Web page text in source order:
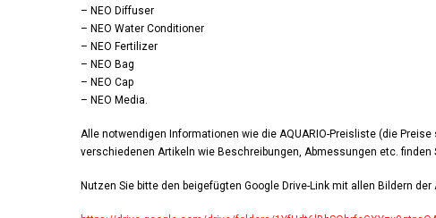
– NEO Diffuser
– NEO Water Conditioner
– NEO Fertilizer
– NEO Bag
– NEO Cap
– NEO Media.
Alle notwendigen Informationen wie die AQUARIO-Preisliste (die
verschiedenen Artikeln wie Beschreibungen, Abmessungen etc. finden
Nutzen Sie bitte den beigefügten Google Drive-Link mit allen Bildern der